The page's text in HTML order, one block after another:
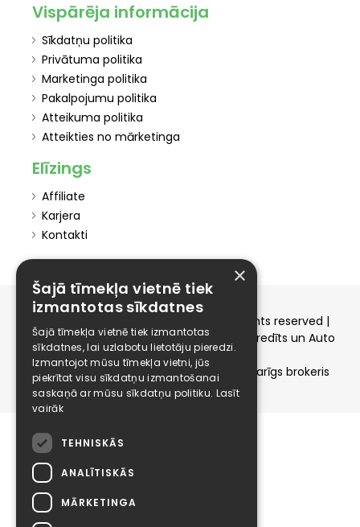
Vispārēja informācija
Sīkdatņu politika
Privātuma politika
Marketinga politika
Pakalpojumu politika
Atteikuma politika
Atteikties no mārketinga
Elīzings
Affiliate
Karjera
Kontakti
Copyright © 2015-2026 elizings.lv | All rights reserved |
elizings - Kredītu salīdzināšana, Patēriņa kredīts un Auto
līzings
SIA ELIZINGS.LV - pilnvaru apjoms - neatkarīgs brokeris
×
Šajā tīmekļa vietnē tiek
izmantotas sīkdatnes
Šajā tīmekļa vietnē tiek izmantotas
sīkdatnes, lai uzlabotu lietotāju pieredzi.
Izmantojot mūsu tīmekļa vietni, jūs
piekrītat visu sīkdatņu izmantošanai
saskaņā ar mūsu sīkdatņu politiku. Lasīt
vairāk
TEHNISKĀS
ANALĪTISKĀS
MĀRKETINGA